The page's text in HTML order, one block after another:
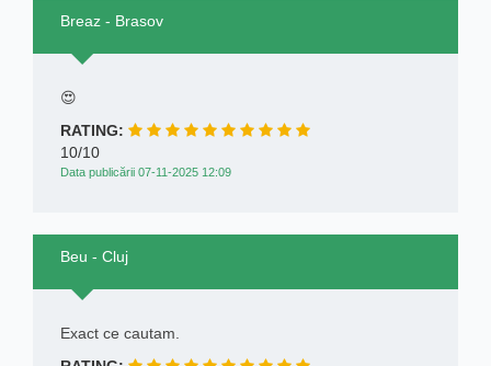
Breaz - Brasov
😍
RATING:
10/10
Data publicării 07-11-2025 12:09
Beu - Cluj
Exact ce cautam.